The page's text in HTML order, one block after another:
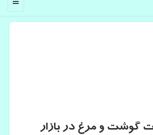
گوشت و مرغ در بازار